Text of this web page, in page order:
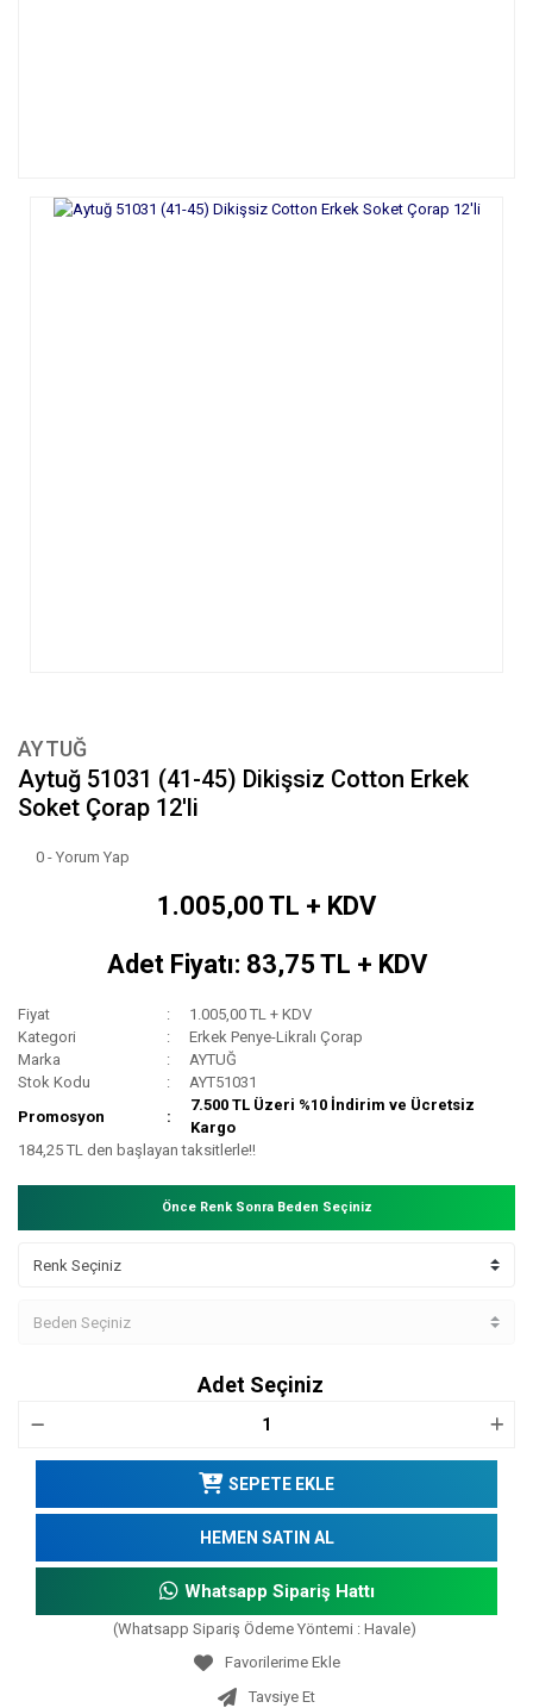
AYTUĞ
Aytuğ 51031 (41-45) Dikişsiz Cotton Erkek
Soket Çorap 12'li
0 - Yorum Yap
1.005,00 TL + KDV
Adet Fiyatı: 83,75 TL + KDV
Fiyat
1.005,00 TL + KDV
Kategori
Erkek Penye-Likralı Çorap
Marka
AYTUĞ
Stok Kodu
AYT51031
Promosyon
7.500 TL Üzeri %10 İndirim ve Ücretsiz
Kargo
184,25 TL den başlayan taksitlerle!!
Önce Renk Sonra Beden Seçiniz
Adet Seçiniz
SEPETE EKLE
HEMEN SATIN AL
Whatsapp Sipariş Hattı
(Whatsapp Sipariş Ödeme Yöntemi : Havale)
Tavsiye Et